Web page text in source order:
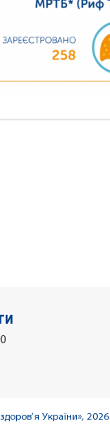
України», 2026